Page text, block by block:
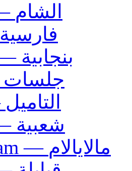
Levant — الشام
Farsi — فارسية
Punjabi — بنجابية
Jalsat — جلسات
Tamil — التاميل
Chaâbi — شعبية
Malayalam — مالايالام